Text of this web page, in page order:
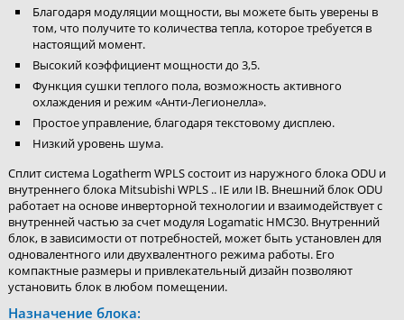
Благодаря модуляции мощности, вы можете быть уверены в
том, что получите то количества тепла, которое требуется в
настоящий момент.
Высокий коэффициент мощности до 3,5.
Функция сушки теплого пола, возможность активного
охлаждения и режим «Анти-Легионелла».
Простое управление, благодаря текстовому дисплею.
Низкий уровень шума.
Сплит система Logatherm WPLS состоит из наружного блока ODU и
внутреннего блока Mitsubishi WPLS .. IE или IB. Внешний блок ODU
работает на основе инверторной технологии и взаимодействует с
внутренней частью за счет модуля Logamatic HMC30. Внутренний
блок, в зависимости от потребностей, может быть установлен для
одновалентного или двухвалентного режима работы. Его
компактные размеры и привлекательный дизайн позволяют
установить блок в любом помещении.
Назначение блока: